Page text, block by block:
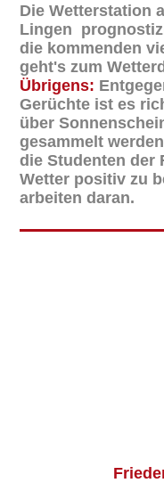
Die Wetterstation
Lingen
die kommenden
geht's zum
Übrigens:
Gerüchte ist es
über
gesammelt
die Studenten der
Wetter positiv zu
arbeiten daran.